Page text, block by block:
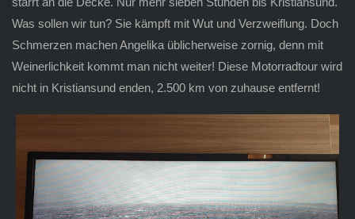
Was sollen wir tun? Sie kämpft mit Wut und Verzweiflung. Doch
Schmerzen machen Angelika üblicherweise zornig, denn mit
Weinerlichkeit kommt man nicht weiter! Diese Motorradtour wird
nicht in Kristiansund enden, 2.500 km von zuhause entfernt!